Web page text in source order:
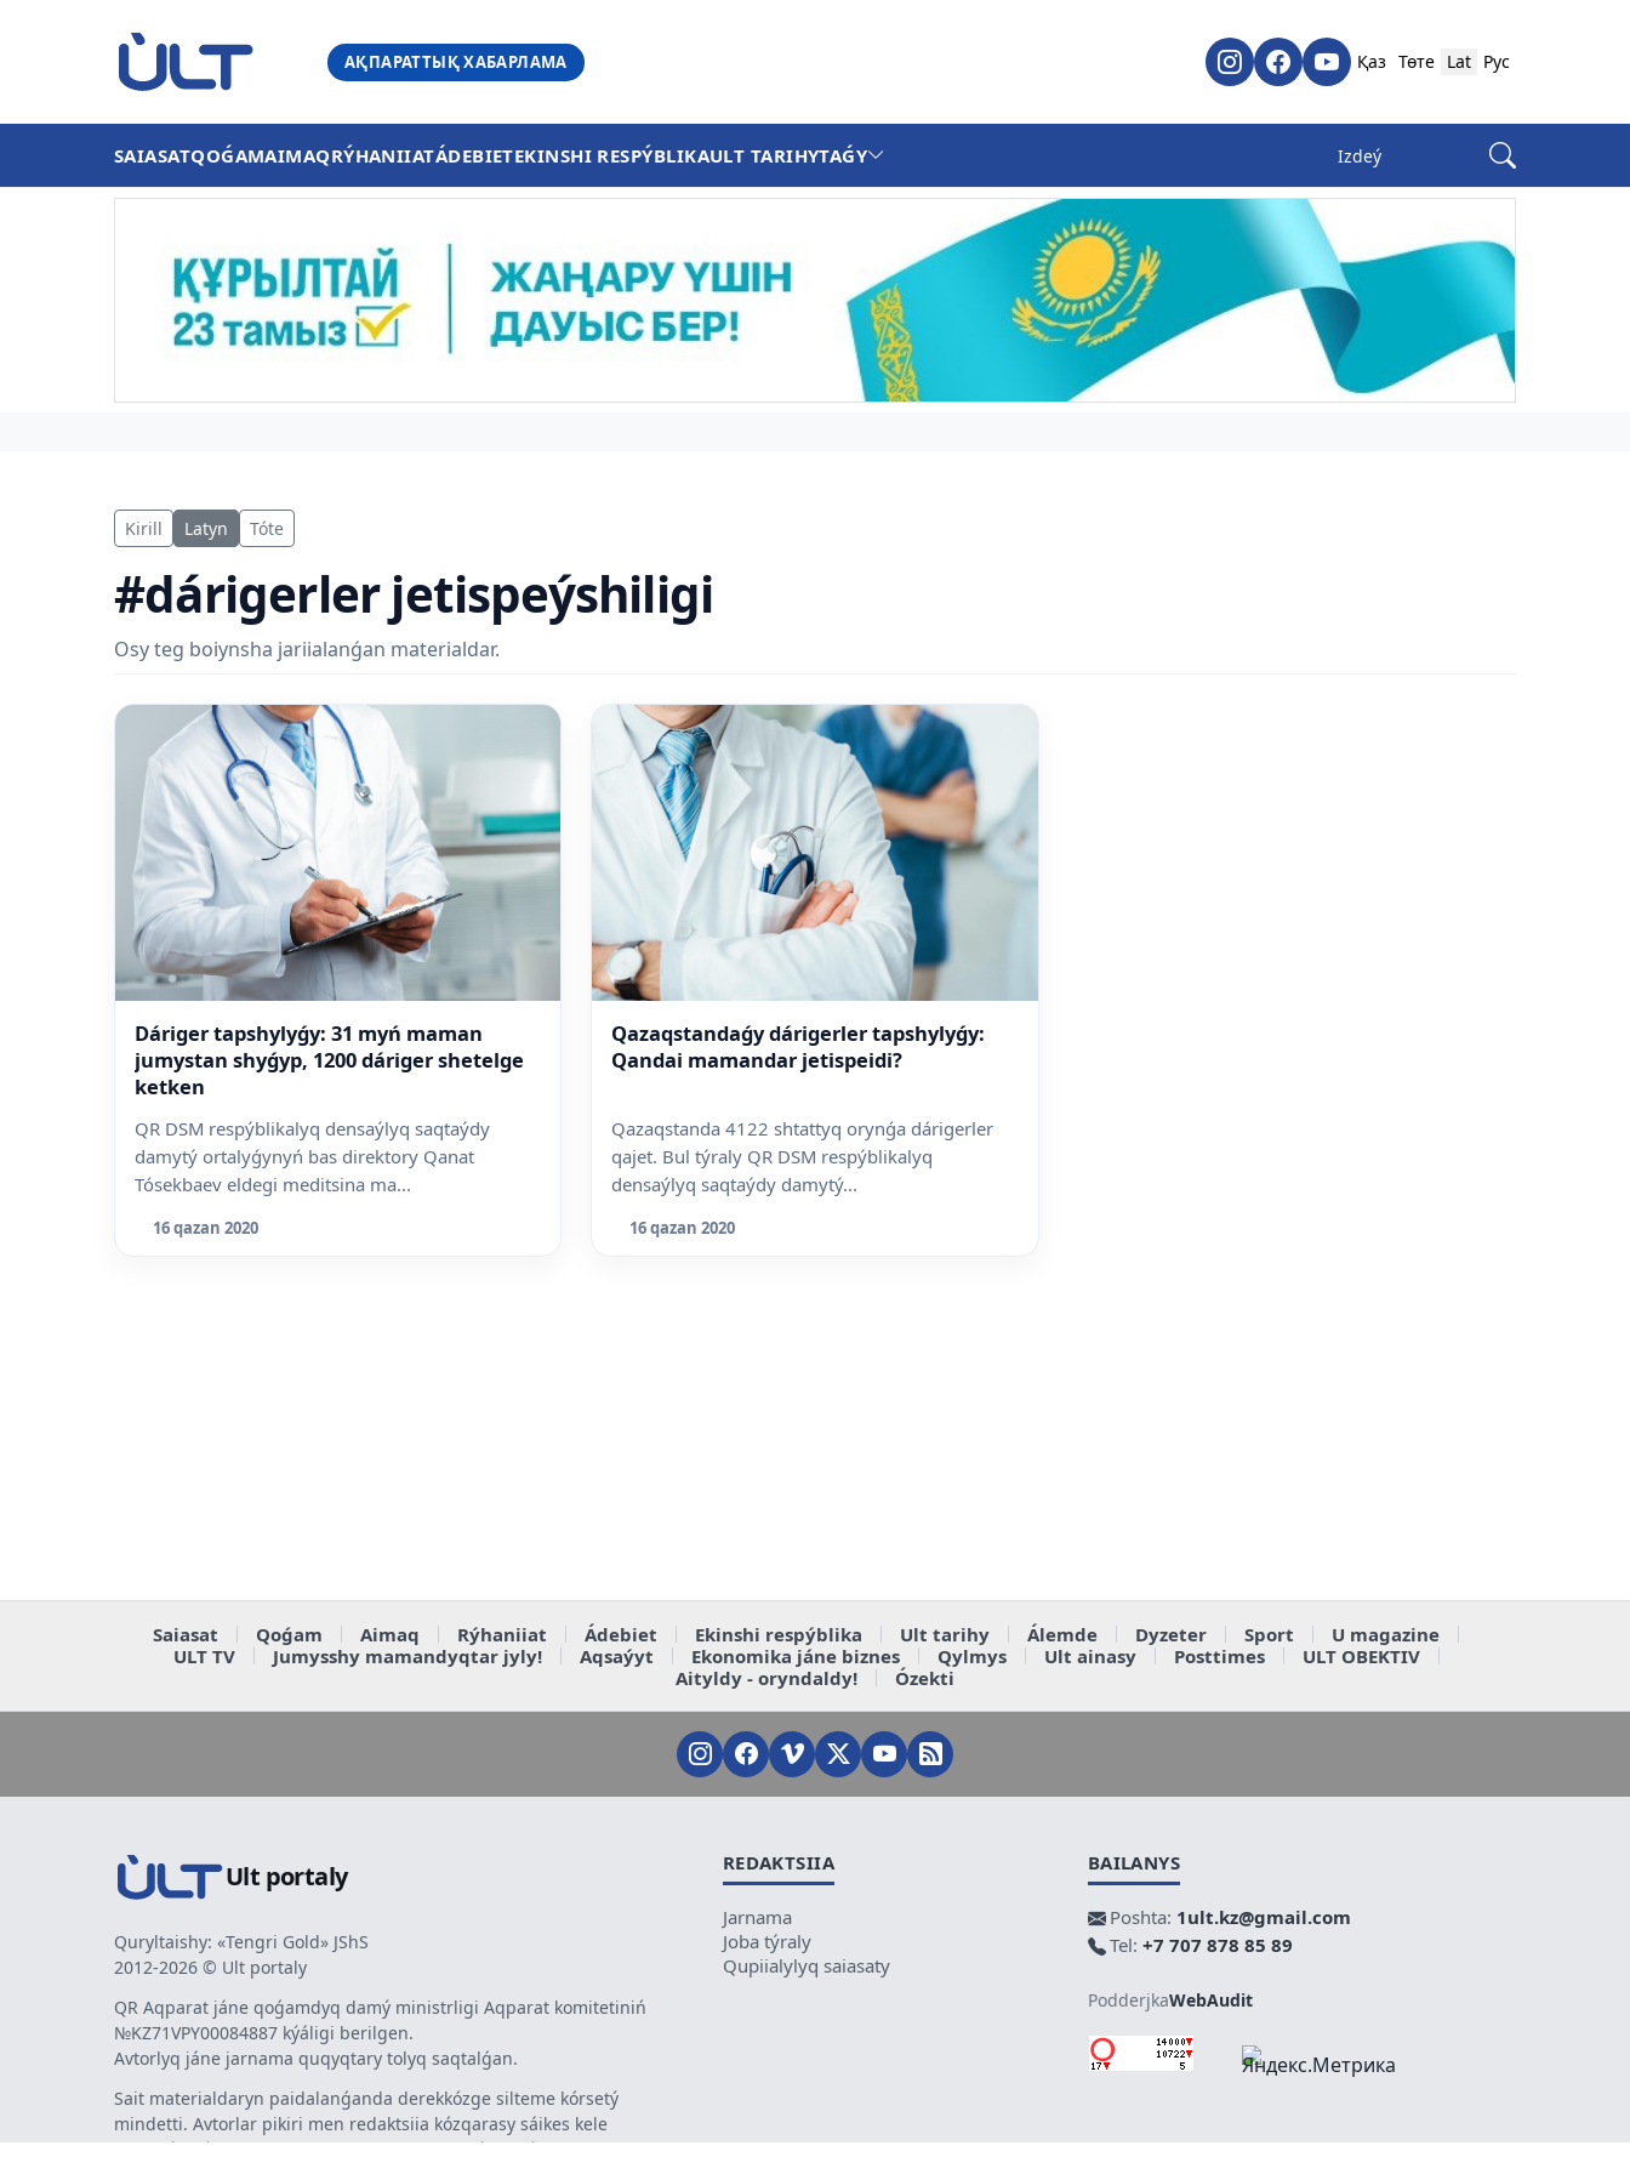
АҚПАРАТТЫҚ ХАБАРЛАМА Қаз Төте Lat Рус
SAIASATQOǴAMAIMAQRÝHANIIATÁDEBIETEKINSHI RESPÝBLIKAULT TARIHYTAǴY
Kirill Latyn Tóte
#dárigerler jetispeýshiligi
Osy teg boiynsha jariialanǵan materialdar.
Dáriger tapshylyǵy: 31 myń maman
jumystan shyǵyp, 1200 dáriger shetelge
ketken
QR DSM respýblikalyq densaýlyq saqtaýdy
damytý ortalyǵynyń bas direktory Qanat
Tósekbaev eldegi meditsina ma...
16 qazan 2020
Qazaqstandaǵy dárigerler tapshylyǵy:
Qandai mamandar jetispeidi?
Qazaqstanda 4122 shtattyq orynǵa dárigerler
qajet. Bul týraly QR DSM respýblikalyq
densaýlyq saqtaýdy damytý...
16 qazan 2020
Saiasat Qoǵam Aimaq Rýhaniiat Ádebiet Ekinshi respýblika Ult tarihy Álemde Dyzeter Sport
U magazine
ULT TV
Jumysshy mamandyqtar jyly! Aqsaýyt Ekonomika jáne biznes Qylmys Ult ainasy Posttimes
ULT OBEKTIV
Aityldy - oryndaldy!
Ózekti
Ult portaly
Quryltaishy: «Tengri Gold» JShS
2012-2026 © Ult portaly
QR Aqparat jáne qoǵamdyq damý ministrligi Aqparat komitetiniń
№KZ71VPY00084887 kýáligi berilgen.
Avtorlyq jáne jarnama quqyqtary tolyq saqtalǵan.
Sait materialdaryn paidalanǵanda derekkózge silteme kórsetý
mindetti. Avtorlar pikiri men redaktsiia kózqarasy sáikes kele
bermeýi múmkin. Jarnama men habarlandyrýlardyń mazmunyna
REDAKTSIIA
Jarnama
Joba týraly
Qupiialylyq saiasaty
BAILANYS
Poshta: 1ult.kz@gmail.com
Tel: +7 707 878 85 89
PodderjkaWebAudit